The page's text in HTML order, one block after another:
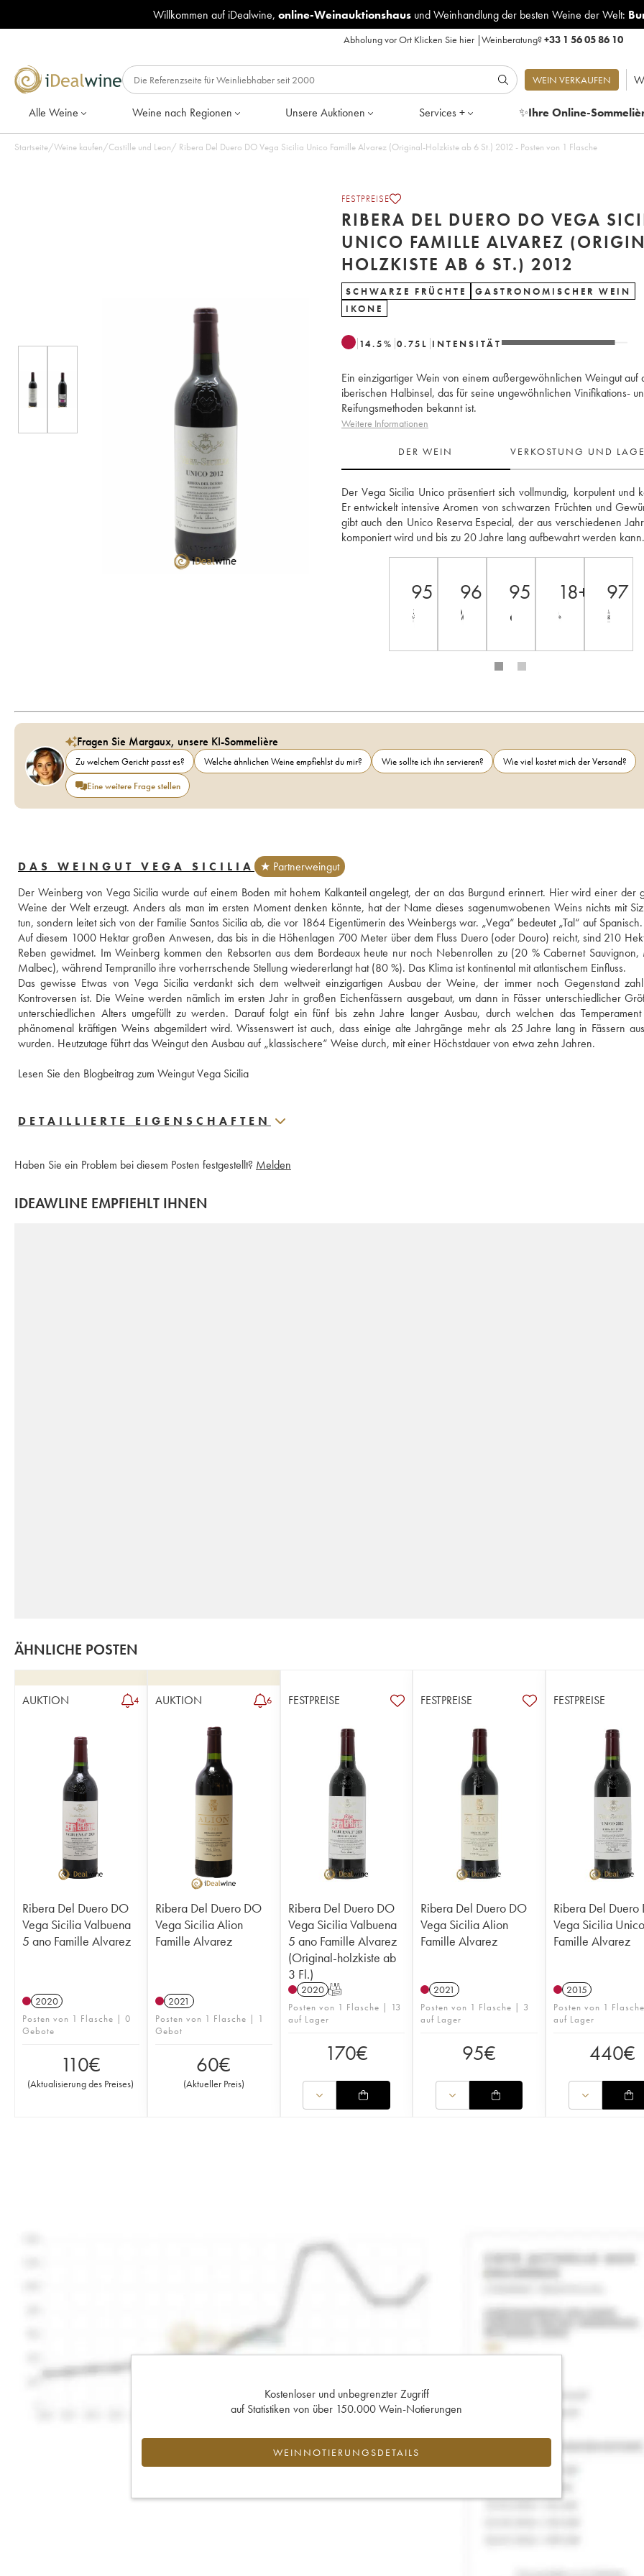
Willkommen auf iDealwine, online-Weinauktionshausund Weinhandlung der besten Weine der Welt:
Abholung vor Ort Klicken Sie hier|Weinberatung?+33 1 56 05 86 10
WEIN VERKAUFEN
Alle Weine Weine nach Regionen Unsere Auktionen Services + ✨Ihre Online-
Startseite/Weine kaufen/Castille und Leon/ Ribera Del Duero DO Vega Sicilia Unico Famille Alvarez (Original-Holzkiste ab 6 St.) 2012 - Posten von 1 Flasche
FESTPREISE
RIBERA DEL DUERO DO VEGA
UNICO FAMILLE ALVAREZ
HOLZKISTE AB 6 ST.) 2012
SCHWARZE FRÜCHTE
GASTRONOMISCHER WEIN
IKONE
14.5% 0.75 L INTENSITÄT
Ein einzigartiger Wein von einem außergewöhnlichen Weingut auf
iberischen Halbinsel, das für seine ungewöhnlichen Vinifikations-
Reifungsmethoden bekannt ist.
Weitere Informationen
DER WEIN VERKOSTUNG UND
Der Vega Sicilia Unico präsentiert sich vollmundig, korpulent und
Er entwickelt intensive Aromen von schwarzen Früchten und
gibt auch den Unico Reserva Especial, der aus verschiedenen
komponiert wird und bis zu 20 Jahre lang aufbewahrt werden kann.
95 96 95 18++ 97
Fragen Sie Margaux, unsere KI-Sommelière
Zu welchem Gericht passt es? Welche ähnlichen Weine empfiehlst du mir? Wie sollte ich ihn servieren?
Wie viel kostet mich der Versand?
Eine weitere Frage stellen
DAS WEINGUT VEGA SICILIA
★ Partnerweingut
Der Weinberg von Vega Sicilia wurde auf einem Boden mit hohem Kalkanteil angelegt, der an das Burgund erinnert. Hier wird einer der
Weine der Welt erzeugt. Anders als man im ersten Moment denken könnte, hat der Name dieses sagenumwobenen Weins nichts mit
tun, sondern leitet sich von der Familie Santos Sicilia ab, die vor 1864 Eigentümerin des Weinbergs war. „Vega“ bedeutet „Tal“ auf
Auf diesem 1000 Hektar großen Anwesen, das bis in die Höhenlagen 700 Meter über dem Fluss Duero (oder Douro) reicht, sind 210
Reben gewidmet. Im Weinberg kommen den Rebsorten aus dem Bordeaux heute nur noch Nebenrollen zu (20 % Cabernet Sauvignon,
Malbec), während Tempranillo ihre vorherrschende Stellung wiedererlangt hat (80 %). Das Klima ist kontinental mit atlantischem Einfluss.
Das gewisse Etwas von Vega Sicilia verdankt sich dem weltweit einzigartigen Ausbau der Weine, der immer noch Gegenstand
Kontroversen ist. Die Weine werden nämlich im ersten Jahr in großen Eichenfässern ausgebaut, um dann in Fässer unterschiedlicher
unterschiedlichen Alters umgefüllt zu werden. Darauf folgt ein fünf bis zehn Jahre langer Ausbau, durch welchen das
phänomenal kräftigen Weins abgemildert wird. Wissenswert ist auch, dass einige alte Jahrgänge mehr als 25 Jahre lang in Fässern
wurden. Heutzutage führt das Weingut den Ausbau auf „klassischere“ Weise durch, mit einer Höchstdauer von etwa zehn Jahren.
DETAILLIERTE EIGENSCHAFTEN
Haben Sie ein Problem bei diesem Posten festgestellt? Melden
IDEAWLINE EMPFIEHLT IHNEN
ÄHNLICHE POSTEN
AUKTION 4
Ribera Del Duero DO
Vega Sicilia Valbuena
5 ano Famille Alvarez
2020
Posten von 1 Flasche | 0
Gebote
110€
(Aktualisierung des Preises)
AUKTION 6
Ribera Del Duero DO
Vega Sicilia Alion
Famille Alvarez
2021
Posten von 1 Flasche | 1
Gebot
60€
(Aktueller Preis)
FESTPREISE
Ribera Del Duero DO
Vega Sicilia Valbuena
5 ano Famille Alvarez
(Original-holzkiste ab
3 Fl.)
2020 T
Posten von 1 Flasche | 13
auf Lager
170€
FESTPREISE
Ribera Del Duero DO
Vega Sicilia Alion
Famille Alvarez
2021
Posten von 1 Flasche | 3
auf Lager
95€
FESTPREISE
Ribera Del Duero
Vega Sicilia
Famille Alvarez
2015
Posten von 1
auf Lager
440€
Kostenloser und unbegrenzter Zugriff
auf Statistiken von über 150.000 Wein-Notierungen
WEINNOTIERUNGSDETAILS